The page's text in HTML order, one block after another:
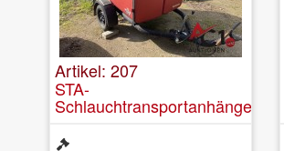
Artikel: 207
STA-
Schlauchtransportanhänger